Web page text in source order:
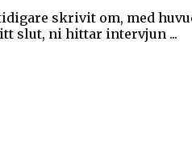
skrivit om, med
slut, ni hittar intervjun ...